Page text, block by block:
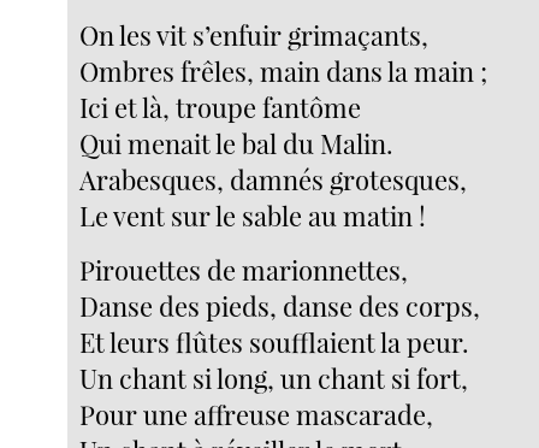
On les vit s’enfuir grimaçants,
Ombres frêles, main dans la main ;
Ici et là, troupe fantôme
Qui menait le bal du Malin.
Arabesques, damnés grotesques,
Le vent sur le sable au matin !
Pirouettes de marionnettes,
Danse des pieds, danse des corps,
Et leurs flûtes soufflaient la peur.
Un chant si long, un chant si fort,
Pour une affreuse mascarade,